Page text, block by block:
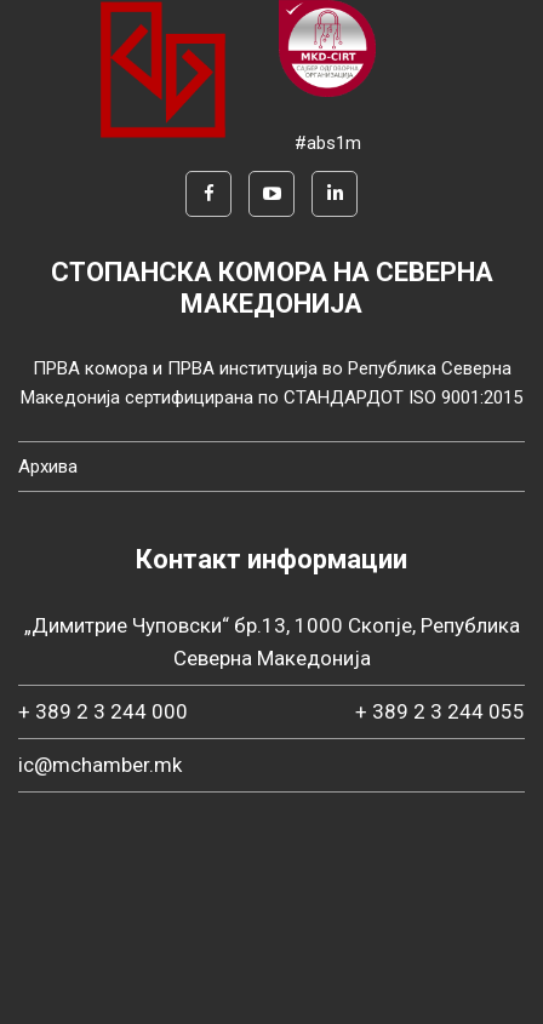
#abs1m
СТОПАНСКА КОМОРА НА СЕВЕРНА
МАКЕДОНИЈА
ПРВА комора и ПРВА институција во Република Северна
Македонија сертифицирана по СТАНДАРДОТ ISO 9001:2015
Архива
Контакт информации
„Димитрие Чуповски“ бр.13, 1000 Скопје, Република
Северна Македонија
+ 389 2 3 244 000 + 389 2 3 244 055
ic@mchamber.mk